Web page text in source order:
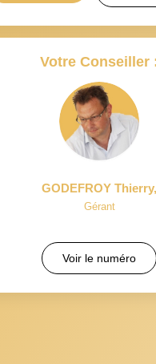
Votre Conseiller
GODEFROY Thierry,
Gérant
Voir le numéro